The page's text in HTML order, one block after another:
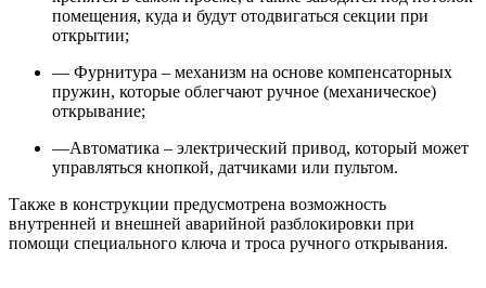
помещения, куда и будут отодвигаться секции при
открытии;
— Фурнитура – механизм на основе компенсаторных
пружин, которые облегчают ручное (механическое)
открывание;
—Автоматика – электрический привод, который может
управляться кнопкой, датчиками или пультом.
Также в конструкции предусмотрена возможность
внутренней и внешней аварийной разблокировки при
помощи специального ключа и троса ручного открывания.